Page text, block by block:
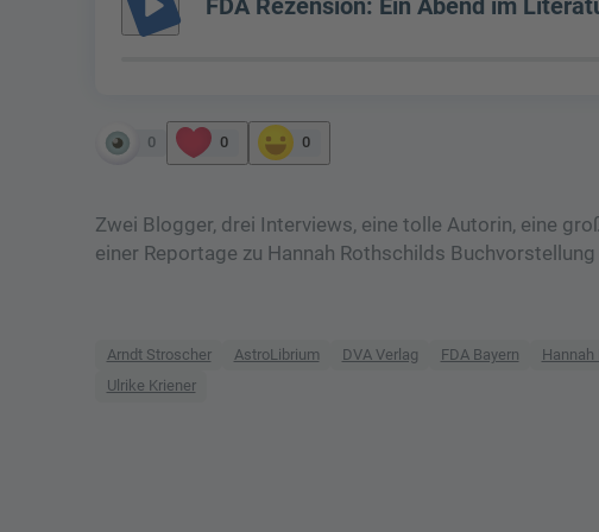
FDA Rezension: Ein Abend im
0 0 0
Zwei Blogger, drei Interviews, eine tolle Autorin, eine
einer Reportage zu Hannah Rothschilds
Arndt Stroscher AstroLibrium DVA Verlag FDA Bayern Hannah
Ulrike Kriener